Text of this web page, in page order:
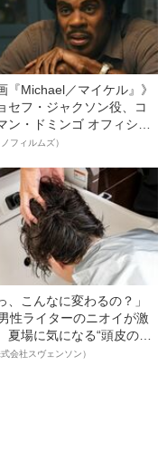
『Michael／マイケル』》
セフ・ジャクソン役、コ
ン・ドミンゴ オフィシャ
タビュー“観客を魅了した
日本興収70億円突破》
フィルムズ）
、こんなに変わるの？」
性ライターのニオイが激
場に気になる“頭皮のニ
“ベタつき”を解消す
会社スヴェンソン）